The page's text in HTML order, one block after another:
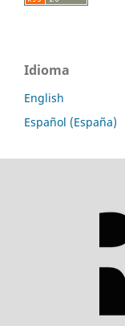
Idioma
English
Español (España)